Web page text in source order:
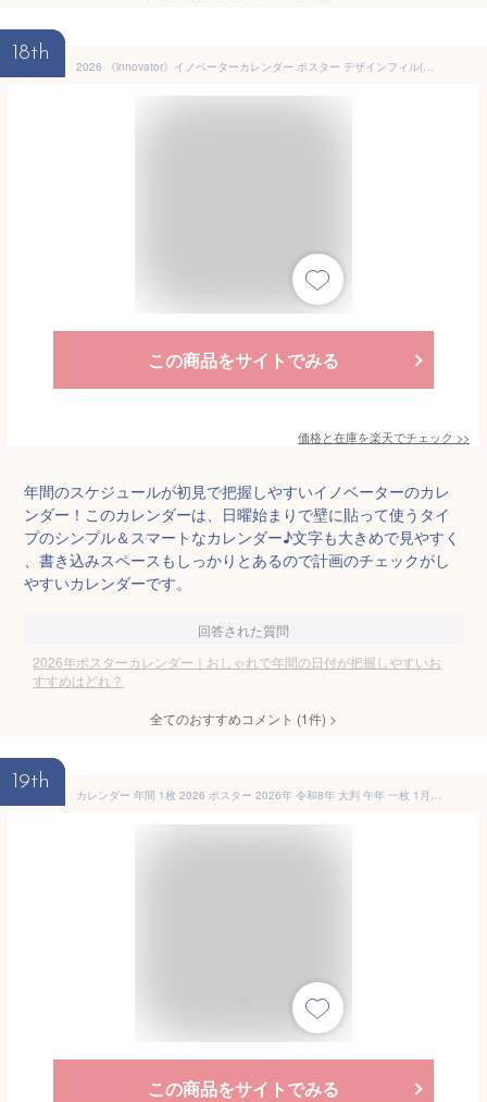
18th
2026 《innovator》イノベーターカレンダー ポスター デザインフィル(ミドリ) 28-31402 *ネコポス不可* 壁 シンプル 大きい 見やすい 大文字 書きやすい 日曜始まり
この商品をサイトでみる
価格と在庫を楽天でチェック >>
年間のスケジュールが初見で把握しやすいイノベーターのカレ
ンダー！このカレンダーは、日曜始まりで壁に貼って使うタイ
プのシンプル＆スマートなカレンダー♪文字も大きめで見やすく
、書き込みスペースもしっかりとあるので計画のチェックがし
やすいカレンダーです。
回答された質問
2026年ポスターカレンダー｜おしゃれで年間の日付が把握しやすいお
すすめはどれ？
全てのおすすめコメント (1件) >
19th
カレンダー 年間 1枚 2026 ポスター 2026年 令和8年 大判 午年 一枚 1月始まり 干支 馬 和紙 1年間 1年 丙午 お年賀 お歳暮 贈り物 年末年始 ご挨拶 ギフト オフィス|めでたや 1枚ものカレンダー 2026
この商品をサイトでみる